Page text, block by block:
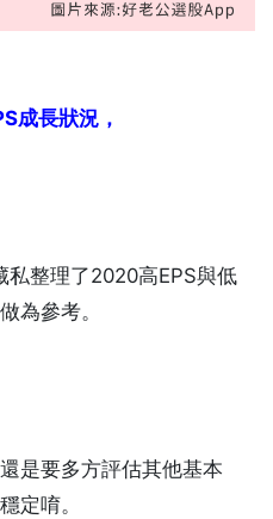
成長狀況，
私整理了2020高EPS與低
為參考。
是要多方評估其他基本
定唷。